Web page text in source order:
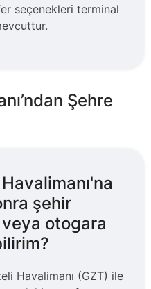
seçenekleri terminal
Şehre
şehir
otogara
Havalimanı (GZT) ile